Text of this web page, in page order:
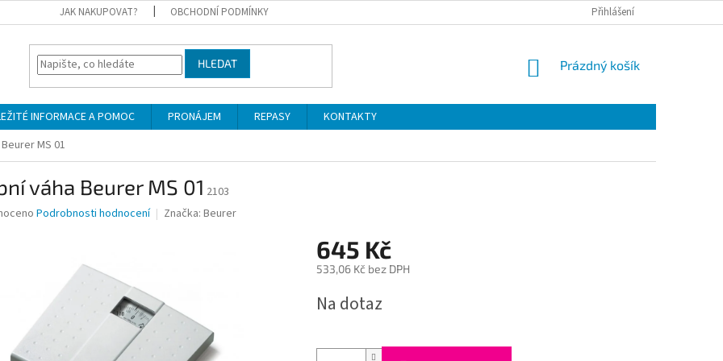
JAK NAKUPOVAT? OBCHODNÍ PODMÍNKY Přihlášení
HLEDAT
NÁKUPNÍ
Prázdný košík
INFORMACE A POMOC PRONÁJEM REPASY
KONTAKTY
MS 01
váha Beurer MS 01 2103
Podrobnosti hodnocení Značka: Beurer
645 Kč
533,06 Kč bez DPH
cena:
Na dotaz